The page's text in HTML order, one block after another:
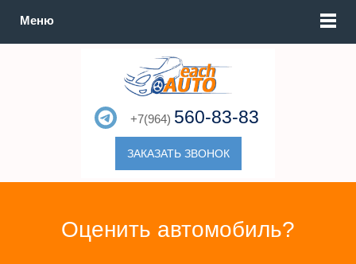
+7(964) 560-83-83
ЗАКАЗАТЬ ЗВОНОК
Меню
Оценить автомобиль?